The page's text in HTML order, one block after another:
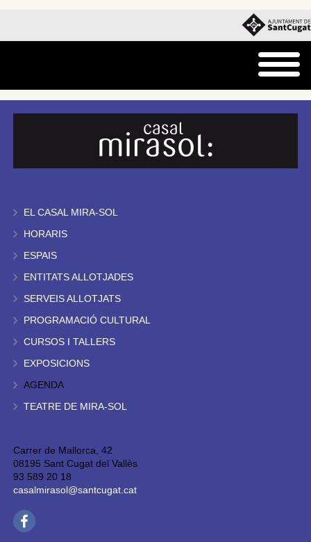
EL CASAL MIRA-SOL
HORARIS
ESPAIS
ENTITATS ALLOTJADES
SERVEIS ALLOTJATS
PROGRAMACIÓ CULTURAL
CURSOS I TALLERS
EXPOSICIONS
AGENDA
TEATRE DE MIRA-SOL
Carrer de Mallorca, 42
08195 Sant Cugat del Vallès
93 589 20 18
casalmirasol@santcugat.cat